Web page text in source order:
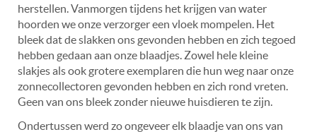
herstellen. Vanmorgen tijdens het krijgen van water
hoorden we onze verzorger een vloek mompelen. Het
bleek dat de slakken ons gevonden hebben en zich tegoed
hebben gedaan aan onze blaadjes. Zowel hele kleine
slakjes als ook grotere exemplaren die hun weg naar onze
zonnecollectoren gevonden hebben en zich rond vreten.
Geen van ons bleek zonder nieuwe huisdieren te zijn.
Ondertussen werd zo ongeveer elk blaadje van ons van